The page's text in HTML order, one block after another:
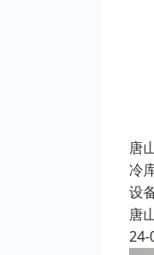
唐
冷
设
唐
24-